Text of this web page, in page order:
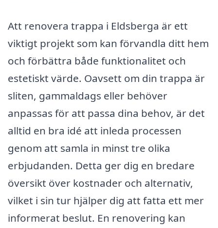
Att renovera trappa i Eldsberga är ett
viktigt projekt som kan förvandla ditt hem
och förbättra både funktionalitet och
estetiskt värde. Oavsett om din trappa är
sliten, gammaldags eller behöver
anpassas för att passa dina behov, är det
alltid en bra idé att inleda processen
genom att samla in minst tre olika
erbjudanden. Detta ger dig en bredare
översikt över kostnader och alternativ,
vilket i sin tur hjälper dig att fatta ett mer
informerat beslut. En renovering kan